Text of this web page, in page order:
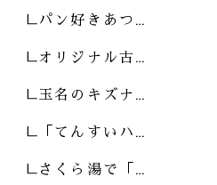
パン好きあつ…
オリジナル古…
玉名のキズナ…
「てんすいハ…
さくら湯で「…